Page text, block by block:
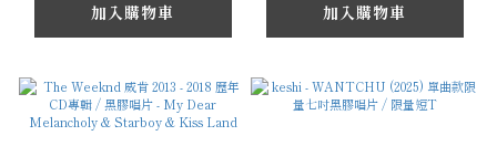
加入購物車 加入購物車